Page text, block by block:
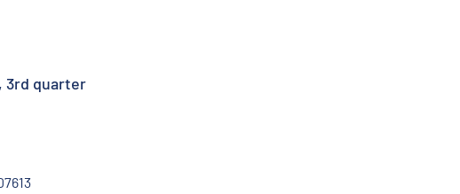
3rd quarter